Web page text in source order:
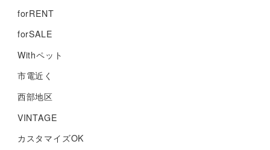
forRENT
forSALE
Withペット
市電近く
西部地区
VINTAGE
カスタマイズOK